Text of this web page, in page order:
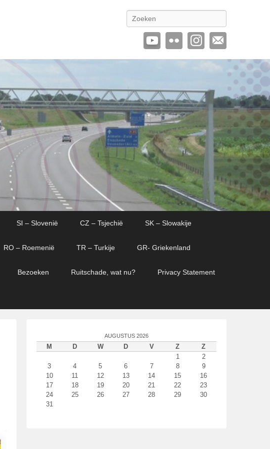
Zoeken
SI – Slovenië CZ – Tsjechië SK – Slowakije
RO – Roemenië TR – Turkije GR- Griekenland
Bezoeken Ruitschade, wat nu? Privacy Statement
AUGUSTUS 2026
M D W D V Z
Z
1
2
3
4 5 6 7 8
9
10
11 12 13 14 15
16
17
18 19 20 21 22
23
24
25 26 27 28 29
30
31